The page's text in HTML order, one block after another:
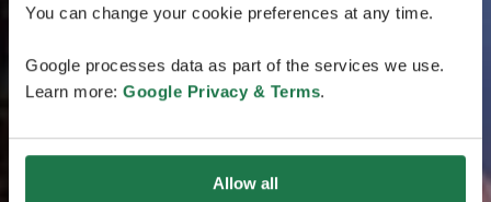
You can change your cookie preferences at any time.
Google processes data as part of the services we use.
Learn more: Google Privacy & Terms.
Allow all